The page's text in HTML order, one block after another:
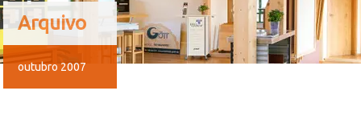
Arquivo
outubro 2007